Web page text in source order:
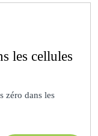
les cellules
zéro dans les